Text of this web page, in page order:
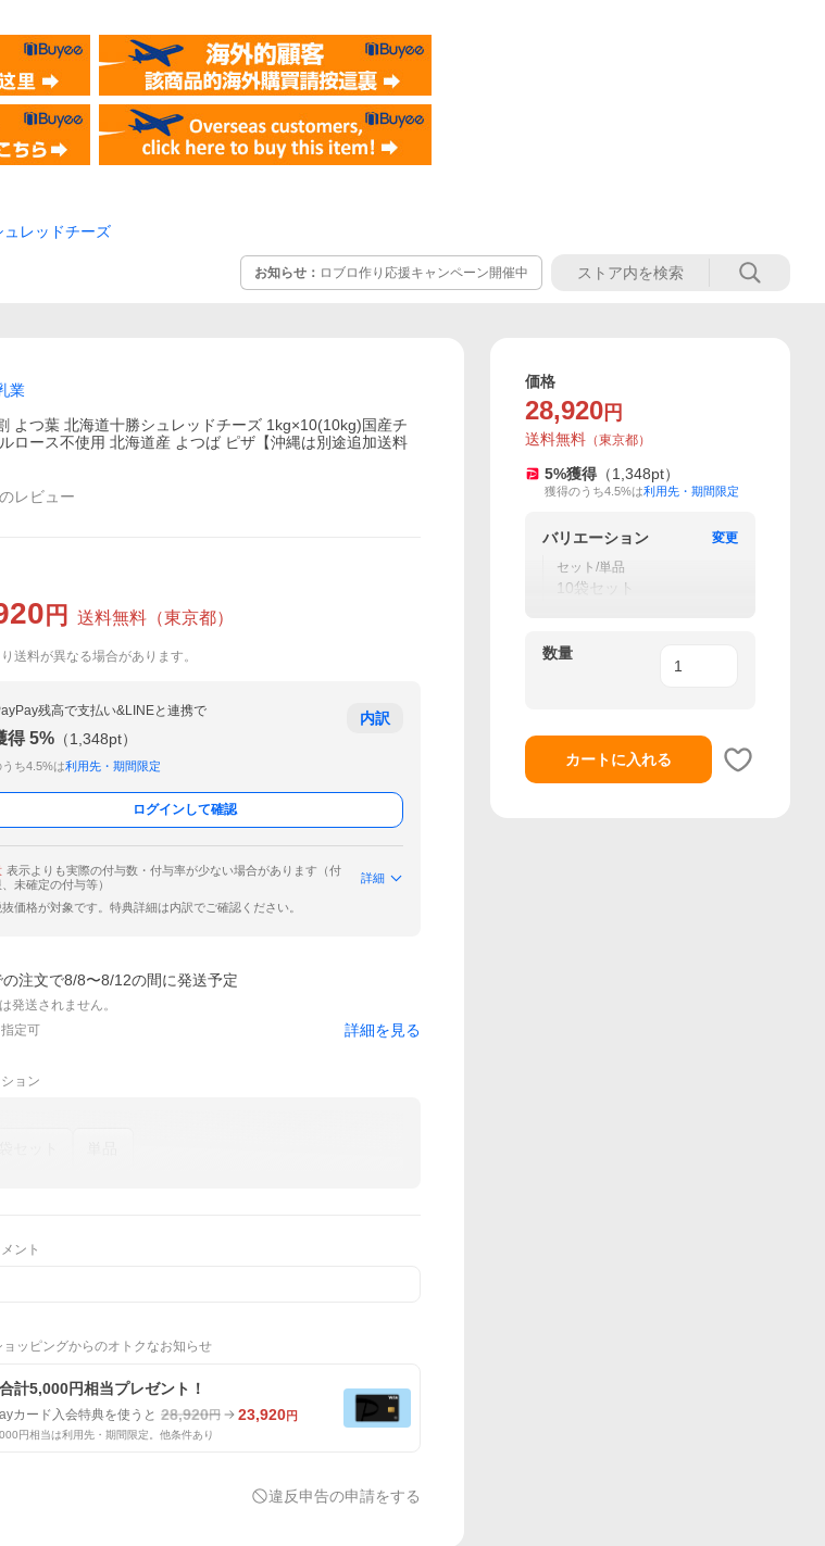
ュレッドチーズ
お知らせ： ロブロ作り応援キャンペーン開催中
業
よつ葉 北海道十勝シュレッドチーズ 1kg×10(10kg)国産チ
ロース不使用 北海道産 よつば ピザ【沖縄は別途追加送料
レビュー
円 送料無料 （東京都）
送料が異なる場合があります。
残高で支払い&LINEと連携で
得 5% （1,348pt）
ち4.5%は利用先・期間限定
内訳
ログインして確認
表示よりも実際の付与数・付与率が少ない場合があります（付
未確定の付与等）
詳細
抜価格が対象です。特典詳細は内訳でご確認ください。
注文で8/8〜8/12の間に発送予定
発送されません。
定可
詳細を見る
ョン
ント
ッピングからのオトクなお知らせ
合計5,000円相当プレゼント！
カード入会特典を使うと 28,920円 23,920円
円相当は利用先・期間限定。他条件あり
違反申告の申請をする
価格
28,920 円
送料無料 （東京都）
5%獲得 （1,348pt）
獲得のうち4.5%は利用先・期間限定
バリエーション
変更
セット/単品
10袋セット
数量
カートに入れる